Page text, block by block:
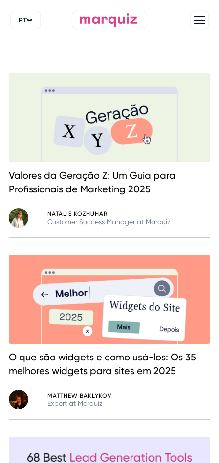
PT
Valores da Geração Z: Um Guia para
Profissionais de Marketing 2025
NATALIE KOZHUHAR
Customer Success Manager at Marquiz
O que são widgets e como usá-los: Os 35
melhores widgets para sites em 2025
MATTHEW BAKLYKOV
Expert at Marquiz